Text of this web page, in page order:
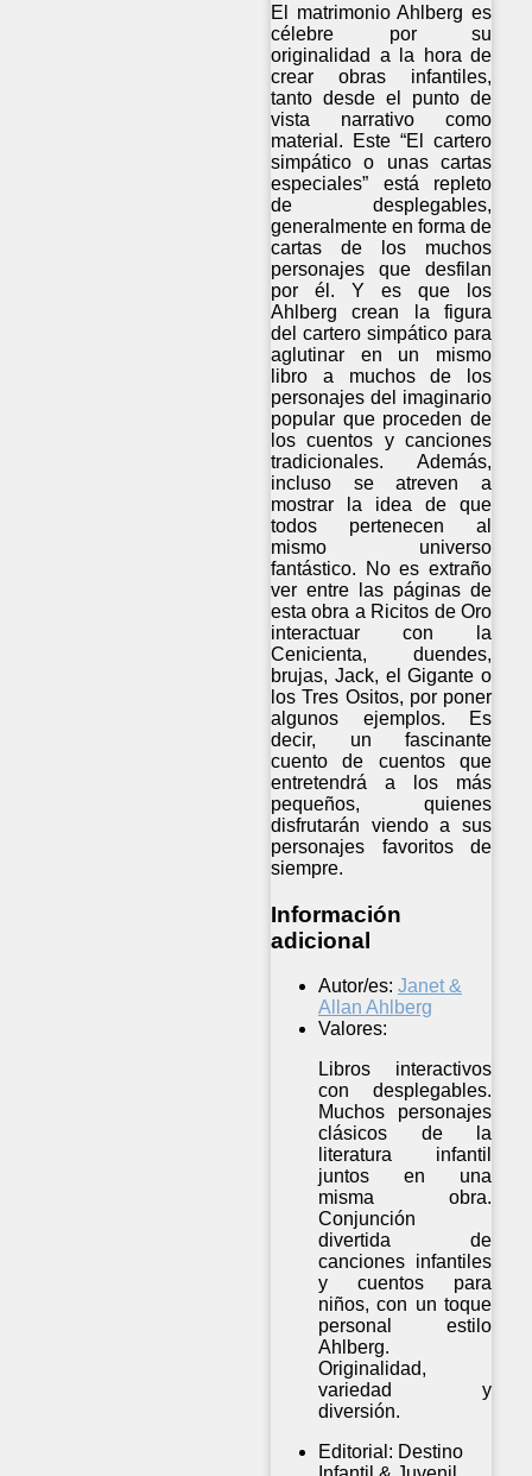
El matrimonio Ahlberg es
célebre por su
originalidad a la hora de
crear obras infantiles,
tanto desde el punto de
vista narrativo como
material. Este “El cartero
simpático o unas cartas
especiales” está repleto
de desplegables,
generalmente en forma de
cartas de los muchos
personajes que desfilan
por él. Y es que los
Ahlberg crean la figura
del cartero simpático para
aglutinar en un mismo
libro a muchos de los
personajes del imaginario
popular que proceden de
los cuentos y canciones
tradicionales. Además,
incluso se atreven a
mostrar la idea de que
todos pertenecen al
mismo universo
fantástico. No es extraño
ver entre las páginas de
esta obra a Ricitos de Oro
interactuar con la
Cenicienta, duendes,
brujas, Jack, el Gigante o
los Tres Ositos, por poner
algunos ejemplos. Es
decir, un fascinante
cuento de cuentos que
entretendrá a los más
pequeños, quienes
disfrutarán viendo a sus
personajes favoritos de
siempre.
Información
adicional
Autor/es: Janet &
Allan Ahlberg
Valores:
Libros interactivos
con desplegables.
Muchos personajes
clásicos de la
literatura infantil
juntos en una
misma obra.
Conjunción
divertida de
canciones infantiles
y cuentos para
niños, con un toque
personal estilo
Ahlberg.
Originalidad,
variedad y
diversión.
Editorial: Destino